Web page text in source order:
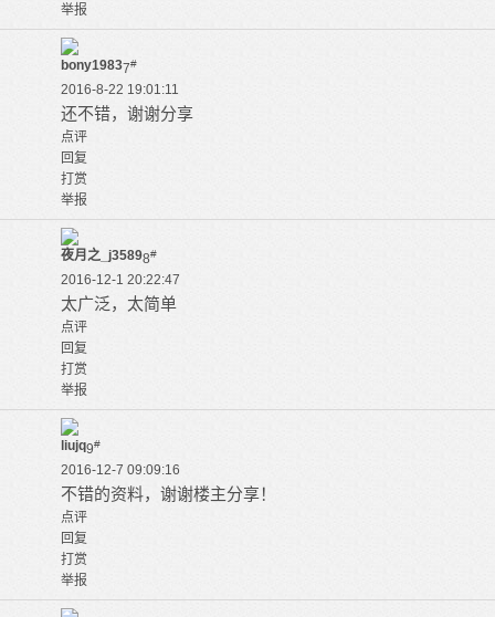
举报
bony19837#
2016-8-22 19:01:11
还不错，谢谢分享
点评
回复
打赏
举报
夜月之_j35898#
2016-12-1 20:22:47
太广泛，太简单
点评
回复
打赏
举报
liujq9#
2016-12-7 09:09:16
不错的资料，谢谢楼主分享！
点评
回复
打赏
举报